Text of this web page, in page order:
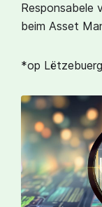
Responsabele
beim Asset
*op